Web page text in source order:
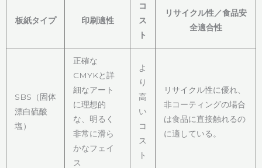
板紙タイプ 印刷適性
コ
ス
ト
リサイクル性／食品安
全適合性
SBS（固体
漂白硫酸
塩）
正確な
CMYKと詳
細なアート
に理想的
な、明るく
非常に滑ら
かなフェイ
ス
よ
り
高
い
コ
ス
ト
リサイクル性に優れ、
非コーティングの場合
は食品に直接触れるの
に適している。